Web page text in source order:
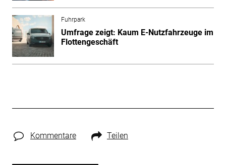
Fuhrpark
Umfrage zeigt: Kaum E-Nutzfahrzeuge im
Flottengeschäft
Kommentare Teilen